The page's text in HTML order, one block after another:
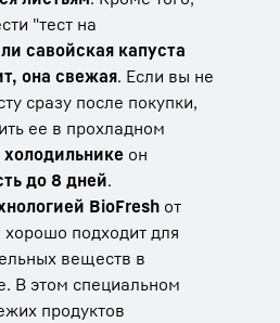
"тест на
савойская капуста
она свежая. Если вы не
сразу после покупки,
ее в прохладном
он
до 8 дней.
BioFresh от
подходит для
веществ в
В этом специальном
продуктов